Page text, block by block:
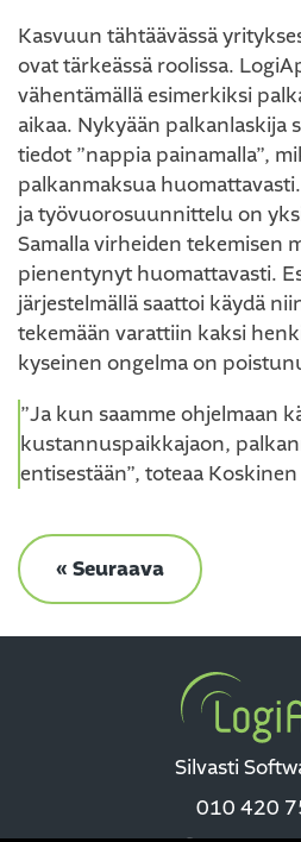
Kasvuun tähtäävässä
ovat tärkeässä roolissa.
vähentämällä esimerkiksi
aikaa. Nykyään palkanlaskija
tiedot ”nappia painamalla”,
palkanmaksua
ja työvuorosuunnittelu on
Samalla virheiden tekemisen
pienentynyt huomattavasti.
järjestelmällä saattoi käydä
tekemään varattiin kaksi
kyseinen ongelma on
”Ja kun saamme ohjelmaan
kustannuspaikkajaon,
entisestään”, toteaa
« Seuraava
Silvasti
010 420